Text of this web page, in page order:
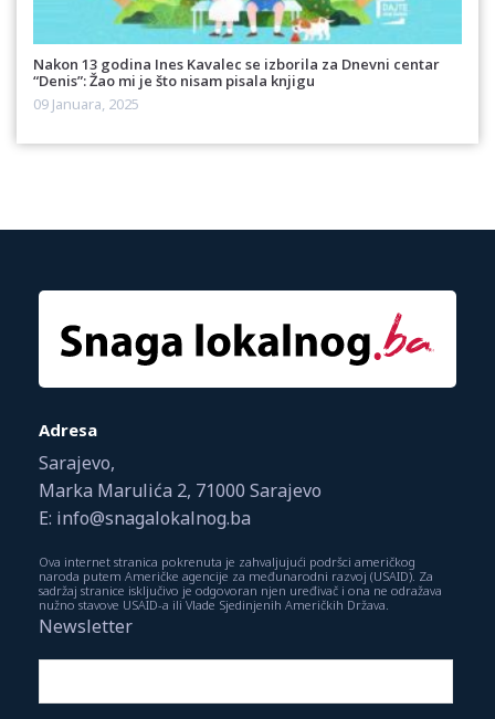
Nakon 13 godina Ines Kavalec se izborila za Dnevni centar
“Denis”: Žao mi je što nisam pisala knjigu
09 Januara, 2025
Adresa
Sarajevo,
Marka Marulića 2, 71000 Sarajevo
E: info@snagalokalnog.ba
Ova internet stranica pokrenuta je zahvaljujući podršci američkog
naroda putem Američke agencije za međunarodni razvoj (USAID). Za
sadržaj stranice isključivo je odgovoran njen uređivač i ona ne odražava
nužno stavove USAID-a ili Vlade Sjedinjenih Američkih Država.
Newsletter